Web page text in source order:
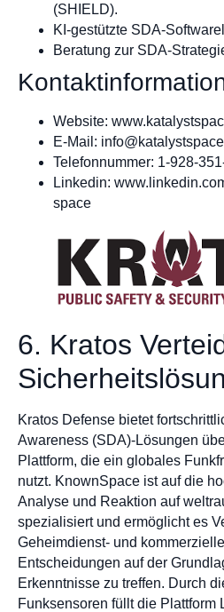
(SHIELD).
KI-gestützte SDA-
Beratung zur SDA-
Website:
E-Mail:
Telefonnummer: 1-928-
Linkedin:
space
6. Kratos
Kratos Defense bietet
Awareness (SDA)-Lösungen
Plattform, die ein globales
nutzt. KnownSpace ist auf die
Analyse und Reaktion auf
spezialisiert und ermöglicht es
Geheimdienst- und
Entscheidungen auf der
Erkenntnisse zu treffen. Durch
Funksensoren füllt die Plattform